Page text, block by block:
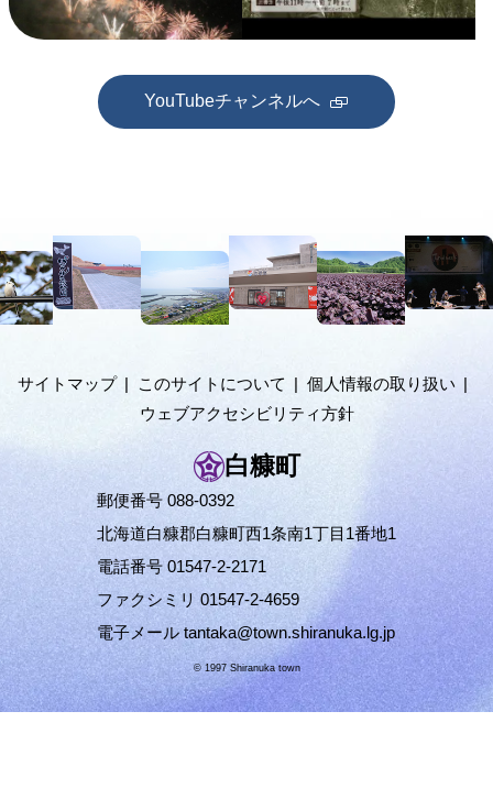
YouTubeチャンネルへ
で
開
き
文
へ
メ
サイトマップ このサイトについて
個人情報の取り扱い
ウェブアクセシビリティ方針
白糠町
郵便番号 088-0392
北海道白糠郡白糠町西1条南1丁目1番地1
電話番号 01547-2-2171
ファクシミリ 01547-2-4659
電子メール tantaka@town.shiranuka.lg.jp
© 1997 Shiranuka town